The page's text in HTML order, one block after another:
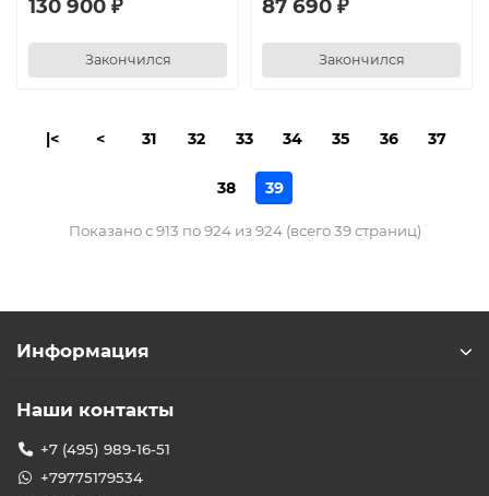
130 900 ₽
Закончился
87 690 ₽
Закончился
|< < 31 32 33 34 35 36 37
38 39
Показано с 913 по 924 из 924 (всего 39 страниц)
Информация
Наши контакты
+7 (495) 989-16-51
+79775179534